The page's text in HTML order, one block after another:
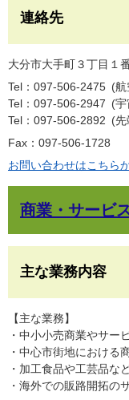
連絡先
大分市大手町３丁目１
Tel：097-506-2475
航
Tel：097-506-2947
宇
Tel：097-506-2892
先
Fax：097-506-1728
お問い合わせはこちら
商業・サービ
主な業務内容
【主な業務】
・中小小売商業やサー
・中心市街地における
・加工食品や工芸品な
・海外での販路開拓の